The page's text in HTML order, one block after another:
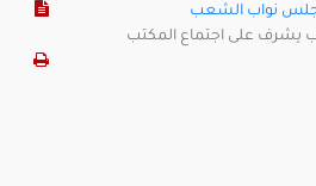
نواب الشعب
على اجتماع المكتب